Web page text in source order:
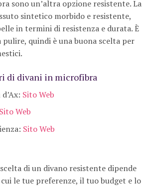
sono un’altra opzione resistente. La
sintetico morbido e resistente,
in termini di resistenza e durata. È
pulire, quindi è una buona scelta per
di divani in microfibra
Sito Web
Sito Web
Sito Web
di un divano resistente dipende
le tue preferenze, il tuo budget e lo